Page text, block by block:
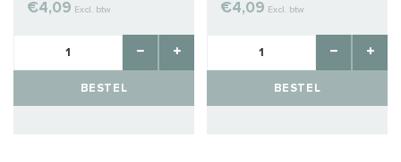
€4,09 Excl. btw
BESTEL
€4,09 Excl. btw
BESTEL